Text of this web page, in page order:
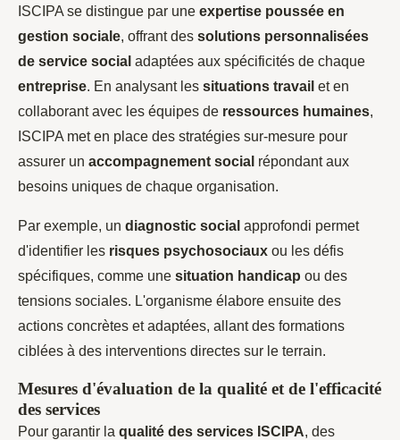
ISCIPA se distingue par une expertise poussée en
gestion sociale, offrant des solutions personnalisées
de service social adaptées aux spécificités de chaque
entreprise. En analysant les situations travail et en
collaborant avec les équipes de ressources humaines,
ISCIPA met en place des stratégies sur-mesure pour
assurer un accompagnement social répondant aux
besoins uniques de chaque organisation.
Par exemple, un diagnostic social approfondi permet
d'identifier les risques psychosociaux ou les défis
spécifiques, comme une situation handicap ou des
tensions sociales. L'organisme élabore ensuite des
actions concrètes et adaptées, allant des formations
ciblées à des interventions directes sur le terrain.
Mesures d'évaluation de la qualité et de l'efficacité
des services
Pour garantir la qualité des services ISCIPA, des